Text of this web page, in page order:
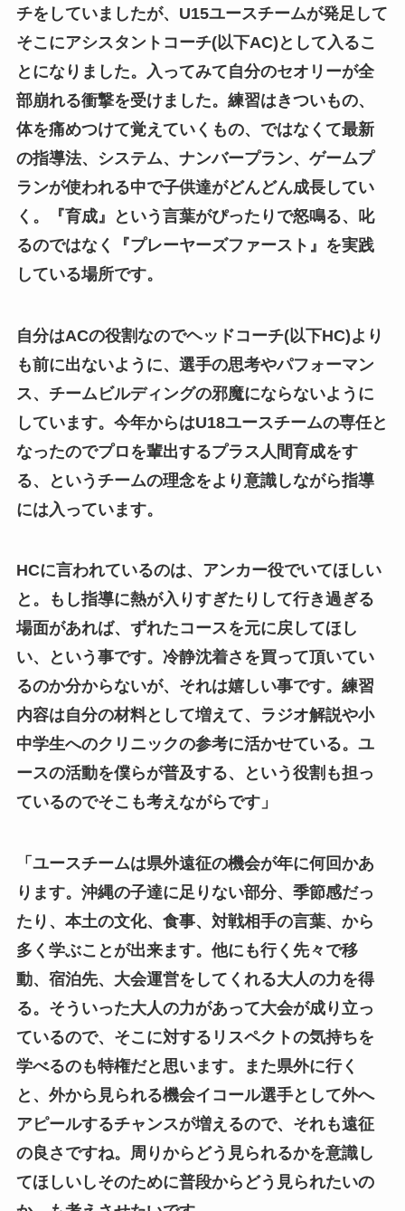
チをしていましたが、U15ユースチームが発足して
そこにアシスタントコーチ(以下AC)として入るこ
とになりました。入ってみて自分のセオリーが全
部崩れる衝撃を受けました。練習はきついもの、
体を痛めつけて覚えていくもの、ではなくて最新
の指導法、システム、ナンバープラン、ゲームプ
ランが使われる中で子供達がどんどん成長してい
く。『育成』という言葉がぴったりで怒鳴る、叱
るのではなく『プレーヤーズファースト』を実践
している場所です。
自分はACの役割なのでヘッドコーチ(以下HC)より
も前に出ないように、選手の思考やパフォーマン
ス、チームビルディングの邪魔にならないように
しています。 今年からはU18ユースチームの専任と
なったのでプロを輩出するプラス人間育成をす
る、というチームの理念をより意識しながら指導
には入っています。
HCに言われているのは、アンカー役でいてほしい
と。もし指導に熱が入りすぎたりして行き過ぎる
場面があれば、ずれたコースを元に戻してほし
い、という事です。冷静沈着さを買って頂いてい
るのか分からないが、それは嬉しい事です。練習
内容は自分の材料として増えて、ラジオ解説や小
中学生へのクリニックの参考に活かせている。ユ
ースの活動を僕らが普及する、という役割も担っ
ているのでそこも考えながらです」
「ユースチームは県外遠征の機会が年に何回かあ
ります。沖縄の子達に足りない部分、季節感だっ
たり、本土の文化、食事、対戦相手の言葉、から
多く学ぶことが出来ます。他にも行く先々で移
動、宿泊先、大会運営をしてくれる大人の力を得
る。そういった大人の力があって大会が成り立っ
ているので、そこに対するリスペクトの気持ちを
学べるのも特権だと思います。また県外に行く
と、外から見られる機会イコール選手として外へ
アピールするチャンスが増えるので、それも遠征
の良さですね。周りからどう見られるかを意識し
てほしいしそのために普段からどう見られたいの